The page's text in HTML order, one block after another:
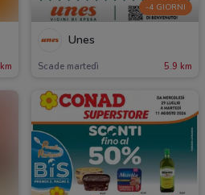
-4 GIORNI
Unes
Scade martedì 5.9 km